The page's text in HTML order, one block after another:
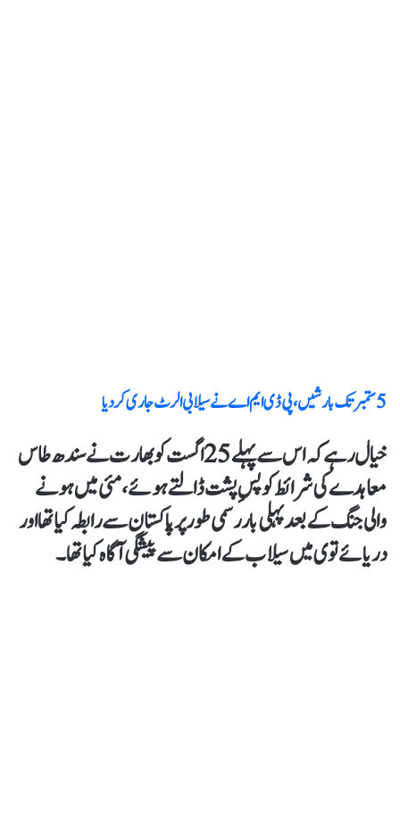
5 ستمبر تک بارشیں، پی ڈی ایم اے نے سیلابی الرٹ جاری کر دیا
خیال رہے کہ اس سے پہلے 25 اگست کو بھارت نے سندھ طاس
معاہدے کی شرائط کو پسِ پشت ڈالتے ہوئے، مئی میں ہونے
والی جنگ کے بعد پہلی بار رسمی طور پر پاکستان سے رابطہ کیا تھا اور
دریائے توی میں سیلاب کے امکان سے پیشگی آگاہ کیا تھا۔